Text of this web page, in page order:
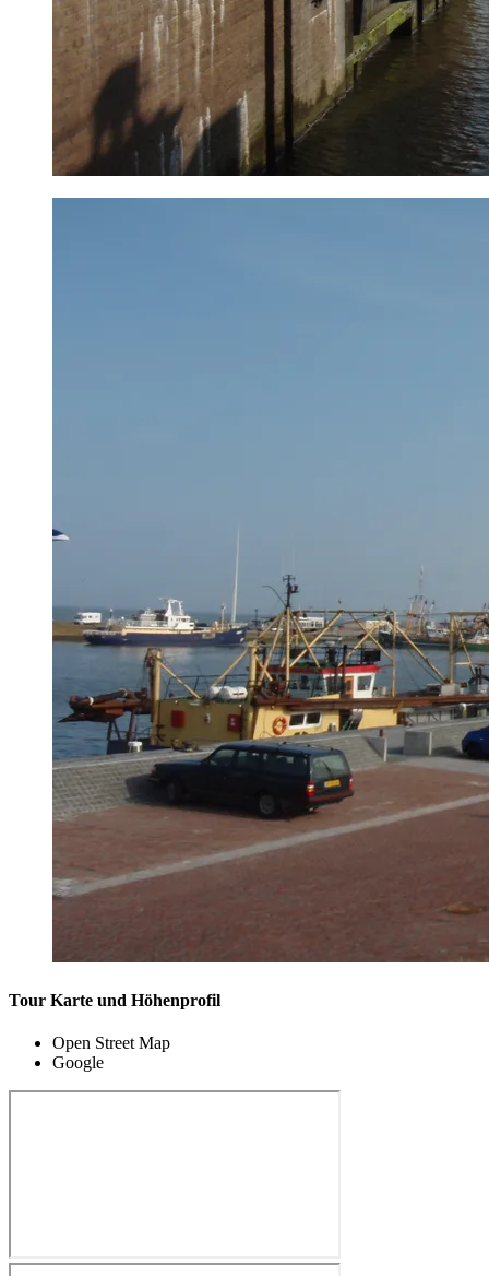
Tour Karte und Höhenprofil
Open Street Map
Google